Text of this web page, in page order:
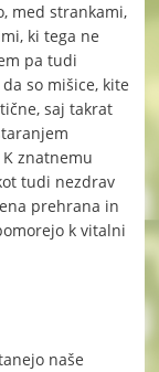
med strankami,
ki tega ne
pa tudi
so mišice, kite
saj takrat
znatnemu
tudi nezdrav
prehrana in
k vitalni
naše